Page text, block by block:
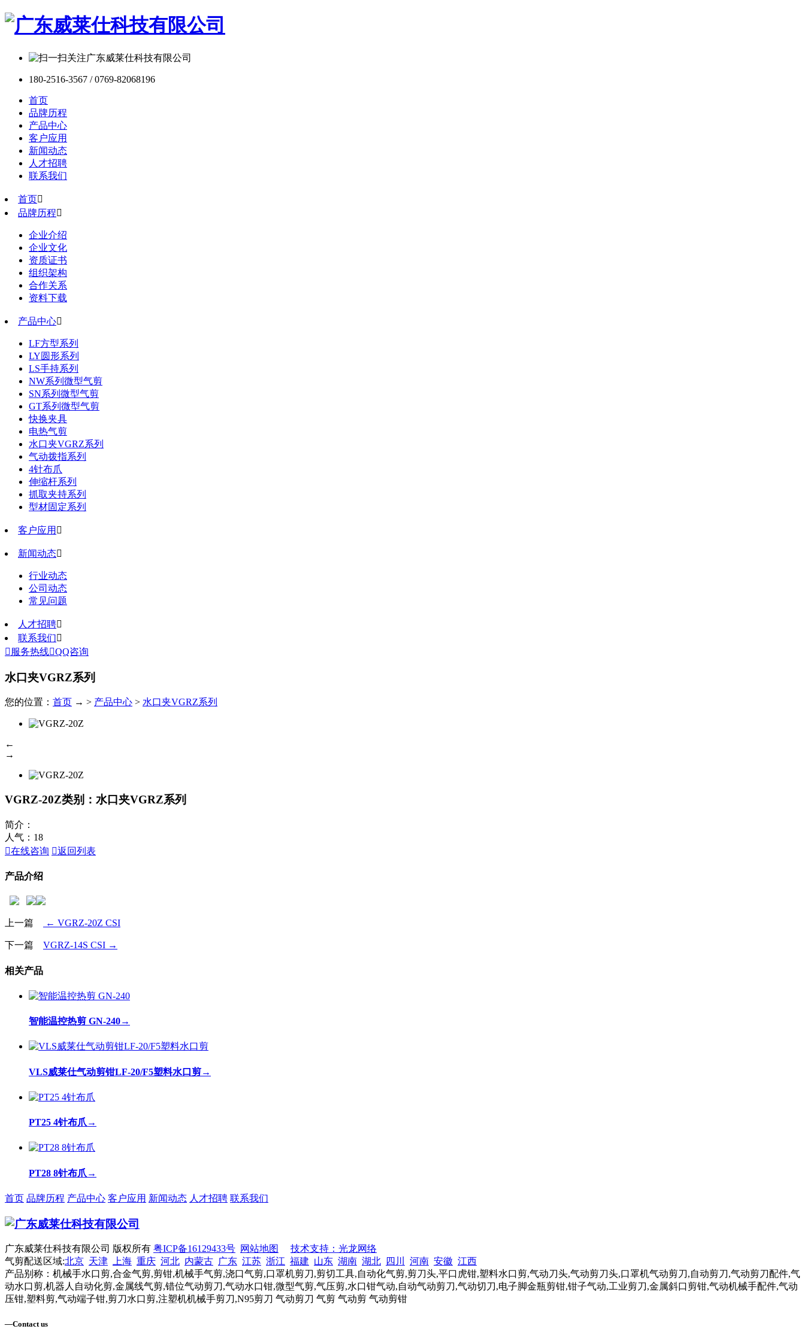
180-2516-3567 / 0769-82068196
首页
品牌历程
产品中心
客户应用
新闻动态
人才招聘
联系我们
首页
品牌历程
企业介绍
企业文化
资质证书
组织架构
合作关系
资料下载
产品中心
LF方型系列
LY圆形系列
LS手持系列
NW系列微型气剪
SN系列微型气剪
GT系列微型气剪
快换夹具
电热气剪
水口夹VGRZ系列
气动拨指系列
4针布爪
伸缩杆系列
抓取夹持系列
型材固定系列
客户应用 
新闻动态
行业动态
公司动态
常见问题
人才招聘
联系我们
 服务热线QQ咨询
水口夹VGRZ系列
您的位置： 首页 → > 产品中心 > 水口夹VGRZ系列
←
→
VGRZ-20Z类别：水口夹VGRZ系列
简介：
人气： 18
在线咨询 返回列表
产品介绍
上一篇 ← VGRZ-20Z CSI
下一篇 VGRZ-14S CSI →
相关产品
智能温控热剪 GN-240→
VLS威莱仕气动剪钳LF-20/F5塑料水口剪→
PT25 4针布爪 →
PT28 8针布爪 →
首页 品牌历程 产品中心 客户应用 新闻动态 人才招聘 联系我们
广东威莱仕科技有限公司 版权所有 粤ICP备16129433号 网站地图
技术支持：光龙网络
气剪配送区域:北京 天津 上海 重庆 河北 内蒙古 广东 江苏 浙江 福建 山东 湖南 湖北 四川 河南 安徽 江西
产品别称：机械手水口剪,合金气剪,剪钳,机械手气剪,浇口气剪,口罩机剪刀,剪切工具,自动化气剪,剪刀头,平口虎钳,塑料水口剪,气动刀头,气动剪刀头,口罩机气动剪刀,自动剪刀,气动剪刀配件,气
动水口剪,机器人自动化剪,金属线气剪,错位气动剪刀,气动水口钳,微型气剪,气压剪,水口钳气动,自动气动剪刀,气动切刀,电子脚金瓶剪钳,钳子气动,工业剪刀,金属斜口剪钳,气动机械手配件,气动
压钳,塑料剪,气动端子钳,剪刀水口剪,注塑机机械手剪刀,N95剪刀 气动剪刀 气剪 气动剪 气动剪钳
—Contact us